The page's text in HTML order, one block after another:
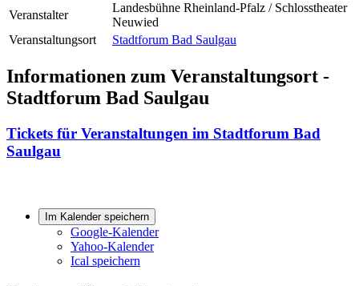
Veranstalter
Landesbühne Rheinland-Pfalz / Schlosstheater
Neuwied
Veranstaltungsort
Stadtforum Bad Saulgau
Informationen zum Veranstaltungsort -
Stadtforum Bad Saulgau
Tickets für Veranstaltungen im Stadtforum Bad
Saulgau
Im Kalender speichern
Google-Kalender
Yahoo-Kalender
Ical speichern